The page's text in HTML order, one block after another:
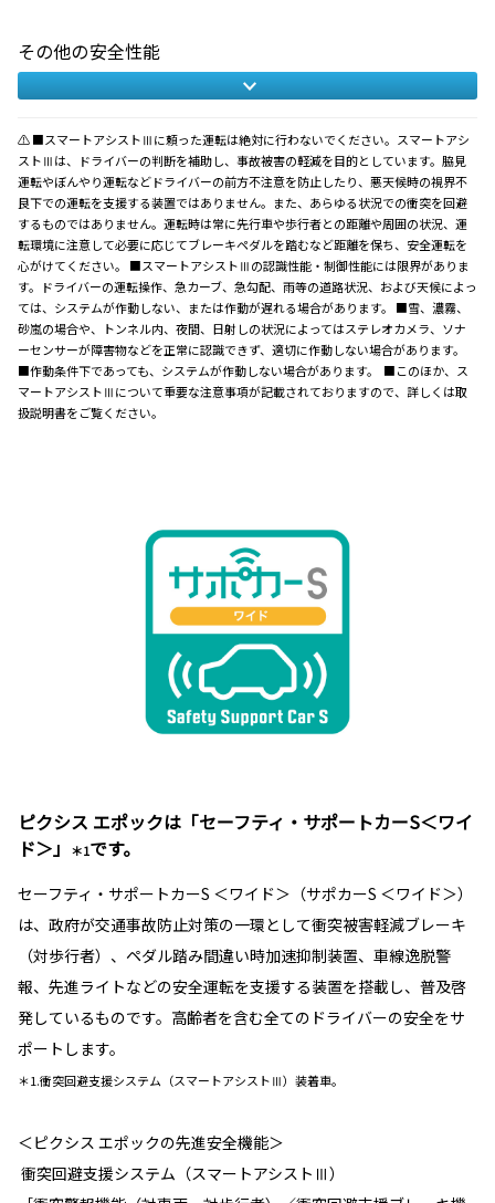
その他の安全性能
⚠ ■スマートアシストⅢに頼った運転は絶対に行わないでください。スマートアシ
ストⅢは、ドライバーの判断を補助し、事故被害の軽減を目的としています。脇見
運転やぼんやり運転などドライバーの前方不注意を防止したり、悪天候時の視界不
良下での運転を支援する装置ではありません。また、あらゆる状況での衝突を回避
するものではありません。運転時は常に先行車や歩行者との距離や周囲の状況、運
転環境に注意して必要に応じてブレーキペダルを踏むなど距離を保ち、安全運転を
心がけてください。 ■スマートアシストⅢの認識性能・制御性能には限界がありま
す。ドライバーの運転操作、急カーブ、急勾配、雨等の道路状況、および天候によっ
ては、システムが作動しない、または作動が遅れる場合があります。 ■雪、濃霧、
砂嵐の場合や、トンネル内、夜間、日射しの状況によってはステレオカメラ、ソナ
ーセンサーが障害物などを正常に認識できず、適切に作動しない場合があります。
■作動条件下であっても、システムが作動しない場合があります。 ■このほか、ス
マートアシストⅢについて重要な注意事項が記載されておりますので、詳しくは取
扱説明書をご覧ください。
ピクシス エポックは「セーフティ・サポートカーS＜ワイ
ド＞」
＊1です。
セーフティ・サポートカーS ＜ワイド＞（サポカーS ＜ワイド＞）
は、政府が交通事故防止対策の一環として衝突被害軽減ブレーキ
（対歩行者）、ペダル踏み間違い時加速抑制装置、車線逸脱警
報、先進ライトなどの安全運転を支援する装置を搭載し、普及啓
発しているものです。高齢者を含む全てのドライバーの安全をサ
ポートします。
＊1.衝突回避支援システム（スマートアシストⅢ）装着車。
＜ピクシス エポックの先進安全機能＞
衝突回避支援システム（スマートアシストⅢ）